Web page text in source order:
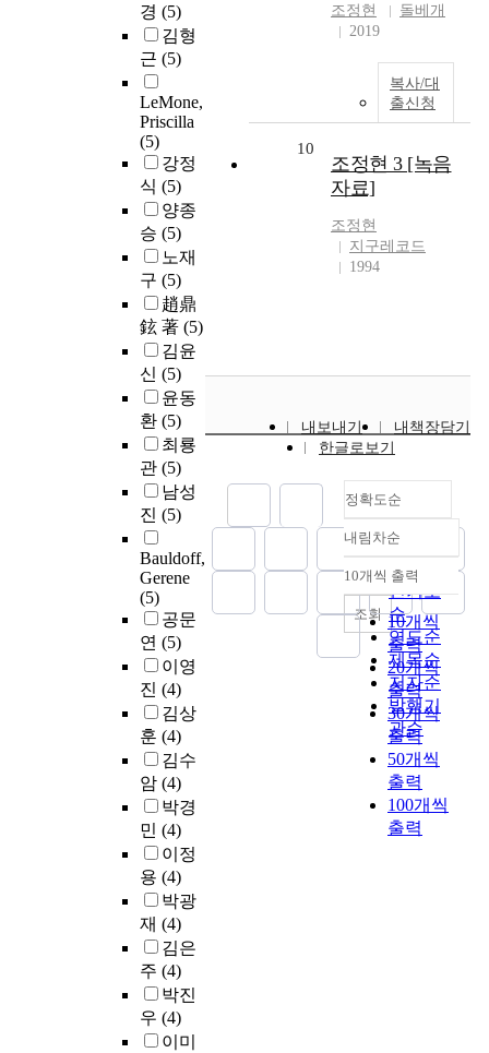
경 (5)
김형
근 (5)
LeMone,
Priscilla
(5)
강정
식 (5)
양종
승 (5)
노재
구 (5)
趙鼎
鉉 著 (5)
김윤
신 (5)
윤동
환 (5)
최룡
관 (5)
남성
진 (5)
Bauldoff,
Gerene
(5)
공문
연 (5)
이영
진 (4)
김상
훈 (4)
김수
암 (4)
박경
민 (4)
이정
용 (4)
박광
재 (4)
김은
주 (4)
박진
우 (4)
이미
조정현
돌베개
2019
복사/대
출신청
10
조정현 3 [녹음
자료]
조정현
지구레코드
1994
내보내기
내책장담기
한글로보기
정확도순
정확도
순
인기도
순
연도순
제목순
저자순
발행기
관순
내림차순
내림차순
10개씩 출력
10개씩
출력
20개씩
출력
30개씩
출력
50개씩
출력
100개씩
출력
조회